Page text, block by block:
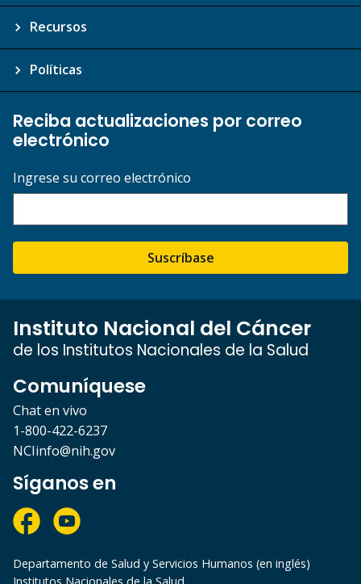
Recursos
Políticas
Reciba actualizaciones por correo
electrónico
Ingrese su correo electrónico
Suscríbase
Instituto Nacional del Cáncer
de los Institutos Nacionales de la Salud
Comuníquese
Chat en vivo
1-800-422-6237
NCIinfo@nih.gov
Síganos en
Departamento de Salud y Servicios Humanos (en inglés)
Institutos Nacionales de la Salud